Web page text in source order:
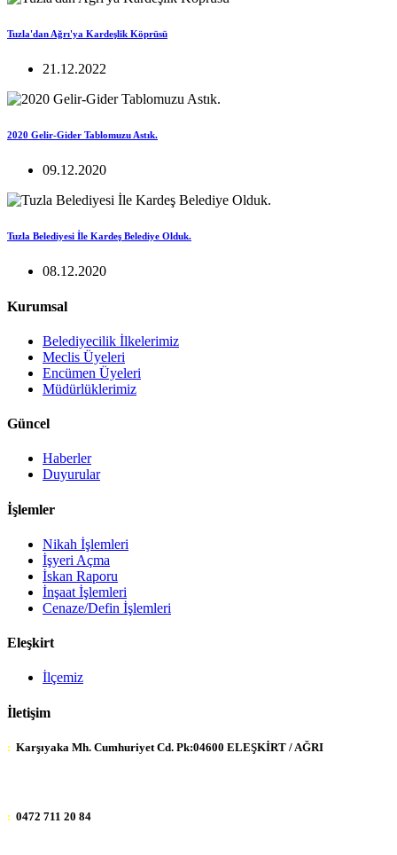
Tuzla'dan Ağrı'ya Kardeşlik Köprüsü
21.12.2022
2020 Gelir-Gider Tablomuzu Astık.
09.12.2020
Tuzla Belediyesi İle Kardeş Belediye Olduk.
08.12.2020
Kurumsal
Belediyecilik İlkelerimiz
Meclis Üyeleri
Encümen Üyeleri
Müdürlüklerimiz
Güncel
Haberler
Duyurular
İşlemler
Nikah İşlemleri
İşyeri Açma
İskan Raporu
İnşaat İşlemleri
Cenaze/Defin İşlemleri
Eleşkirt
İlçemiz
İletişim
: Karşıyaka Mh. Cumhuriyet Cd. Pk:04600 ELEŞKİRT / AĞRI
: 0472 711 20 84